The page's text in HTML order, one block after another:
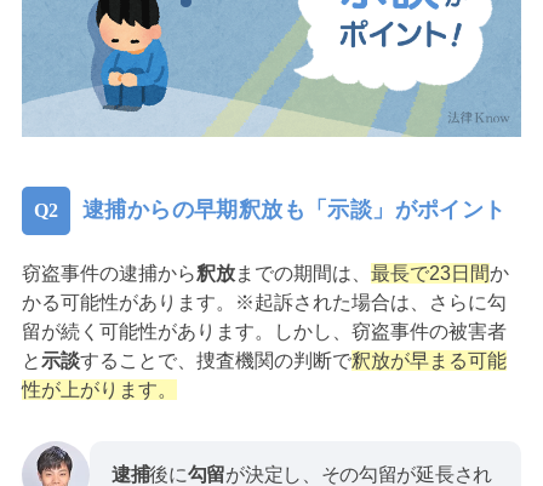
逮捕からの早期釈放も「示談」がポイント
窃盗事件の逮捕から釈放までの期間は、 最長で23日間か
かる可能性があります。※起訴された場合は、さらに勾
留が続く可能性があります。しかし、窃盗事件の被害者
と示談することで、捜査機関の判断で釈放が早まる可能
性が上がります。
逮捕後に勾留が決定し、その勾留が延長され